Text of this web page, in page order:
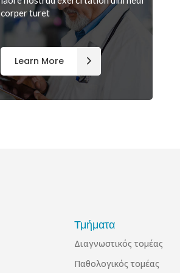
corper turet
Learn More
Τμήματα
Διαγνωστικός τομέας
Παθολογικός τομέας